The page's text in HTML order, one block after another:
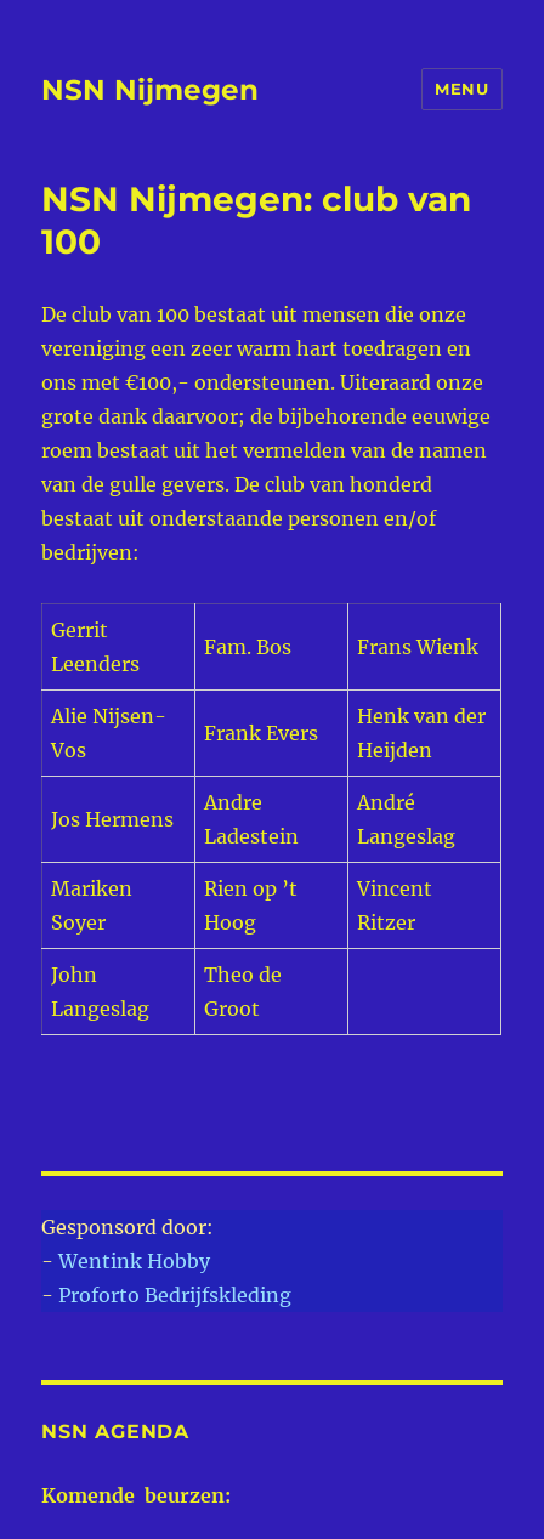
NSN Nijmegen MENU
NSN Nijmegen: club van
100
De club van 100 bestaat uit mensen die onze
vereniging een zeer warm hart toedragen en
ons met €100,- ondersteunen. Uiteraard onze
grote dank daarvoor; de bijbehorende eeuwige
roem bestaat uit het vermelden van de namen
van de gulle gevers. De club van honderd
bestaat uit onderstaande personen en/of
bedrijven:
Gerrit
Leenders
Fam. Bos Frans Wienk
Alie Nijsen-
Vos
Frank Evers
Henk van der
Heijden
Jos Hermens
Andre
Ladestein
André
Langeslag
Mariken
Soyer
Rien op ’t
Hoog
Vincent
Ritzer
John
Langeslag
Theo de
Groot
Gesponsord door:
-Wentink Hobby
-Proforto Bedrijfskleding
NSN AGENDA
Komende beurzen: